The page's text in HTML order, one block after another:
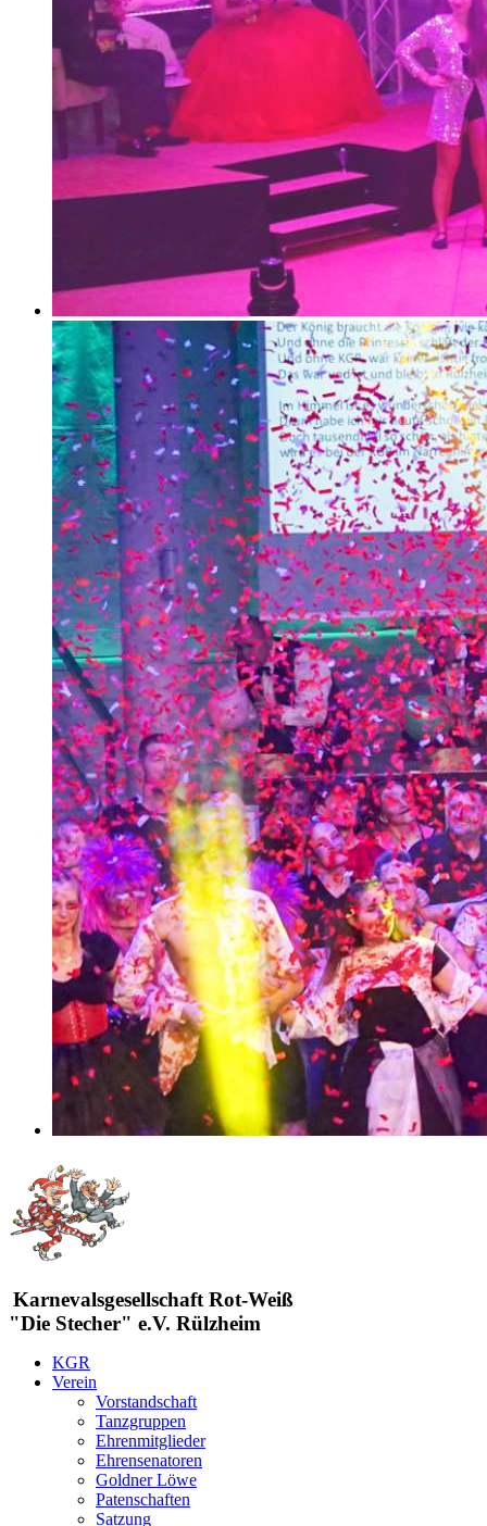
Karnevalsgesellschaft Rot-Weiß
"Die Stecher" e.V. Rülzheim
KGR
Verein
Vorstandschaft
Tanzgruppen
Ehrenmitglieder
Ehrensenatoren
Goldner Löwe
Patenschaften
Satzung